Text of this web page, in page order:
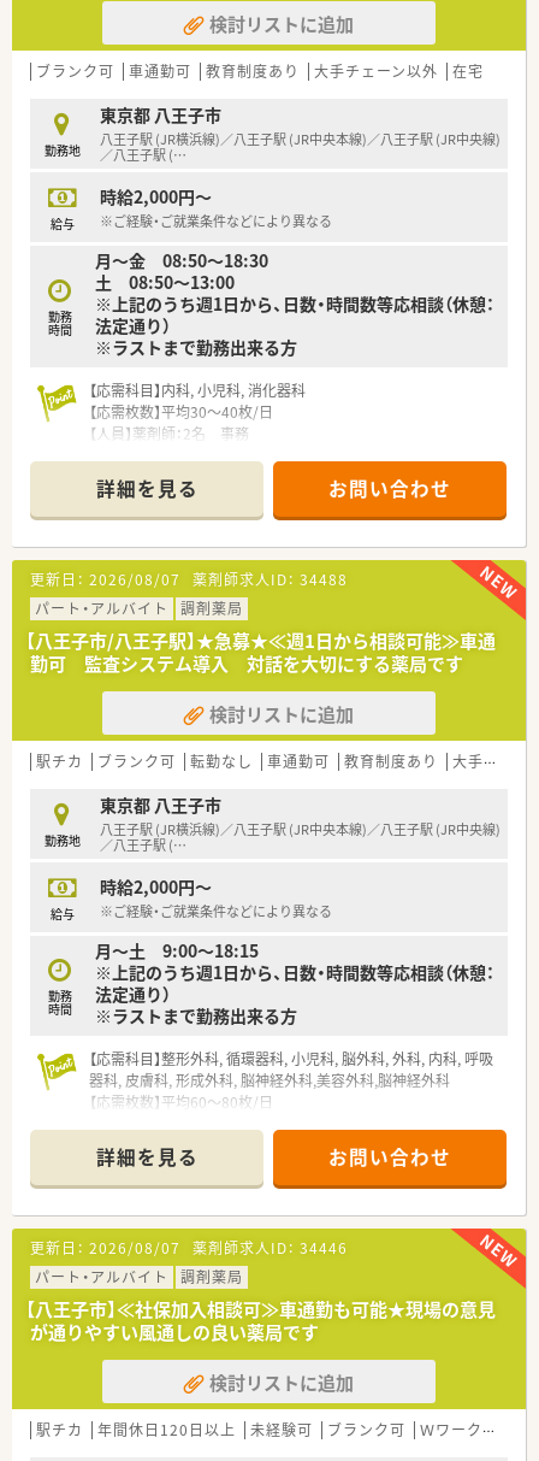
が用意されており生活面でのサポートも万全です。
検討リストに追加
ブランク可 車通勤可 教育制度あり 大手チェーン以外 在宅
勤務地
東京都 八王子市
八王子駅 (JR横浜線)／八王子駅 (JR中央本線)／八王子駅 (JR中央線)
／八王子駅 (…
給与
時給2,000円～
※ご経験・ご就業条件などにより異なる
勤務
時間
月～金 08:50～18:30
土 08:50～13:00
※上記のうち週1日から、日数・時間数等応相談（休憩：
法定通り）
※ラストまで勤務出来る方
【応需科目】内科, 小児科, 消化器科
【応需枚数】平均30～40枚/日
【人員】薬剤師：2名 事務
＼ 企業の特徴 ／
■八王子駅の近くに3店舗を展開。
無理な異動は無く、腰を据えて長く働ける環境です。
■調剤過誤防止システム等、機械化も進んでおり業務の効率化も
図っています！
■認定薬剤師の資格も8割の方が取得されています。
■各店舗もきれいに整理整頓されており、気持ち良くお仕事する
環境が整っています。
■有給消化率80％！
残業も少なめのためライフワークバランス◎
■幅広い年齢層の方がご活躍されている薬局です。
■在宅も個人・施設で計20件程度対応を行っています。
■「地域密着型の薬局で働きたい」という方にオススメです。
詳細を見る お問い合わせ
更新日： 2026/08/07 薬剤師求人ID： 34488
パート・アルバイト
調剤薬局
【八王子市/八王子駅】★急募★≪週1日から相談可能≫車通
勤可 監査システム導入 対話を大切にする薬局です
検討リストに追加
駅チカ ブランク可 転勤なし 車通勤可 教育制度あり 大手チェーン以外
勤務地
東京都 八王子市
八王子駅 (JR横浜線)／八王子駅 (JR中央本線)／八王子駅 (JR中央線)
／八王子駅 (…
給与
時給2,000円～
※ご経験・ご就業条件などにより異なる
勤務
時間
月～土 9:00～18:15
※上記のうち週1日から、日数・時間数等応相談（休憩：
法定通り）
※ラストまで勤務出来る方
【応需科目】整形外科, 循環器科, 小児科, 脳外科, 外科, 内科, 呼吸
器科, 皮膚科, 形成外科, 脳神経外科,美容外科,脳神経外科
【応需枚数】平均60～80枚/日
事務 常勤1名 パート1名 常時1～2名
【機材】薬歴（電子）, 散剤（Vマス）,監査システム
＼ 企業の特徴 ／
■八王子駅の近くに3店舗を展開。
無理な異動は無く、腰を据えて長く働ける環境です。
■調剤過誤防止システム等、機械化も進んでおり業務の効率化も
図っています！
■認定薬剤師の資格も8割の方が取得されています。
■各店舗もきれいに整理整頓されており、気持ち良くお仕事する
環境が整っています。
■有給消化率80％！
残業も少なめのためライフワークバランス◎
■幅広い年齢層の方がご活躍されている薬局です。
詳細を見る お問い合わせ
更新日： 2026/08/07 薬剤師求人ID： 34446
パート・アルバイト
調剤薬局
【八王子市】≪社保加入相談可≫車通勤も可能★現場の意見
が通りやすい風通しの良い薬局です
検討リストに追加
駅チカ 年間休日120日以上 未経験可 ブランク可 Ｗワーク可